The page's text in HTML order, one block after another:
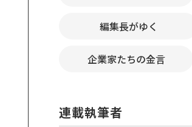
編集長がゆく
企業家たちの金言
連載執筆者